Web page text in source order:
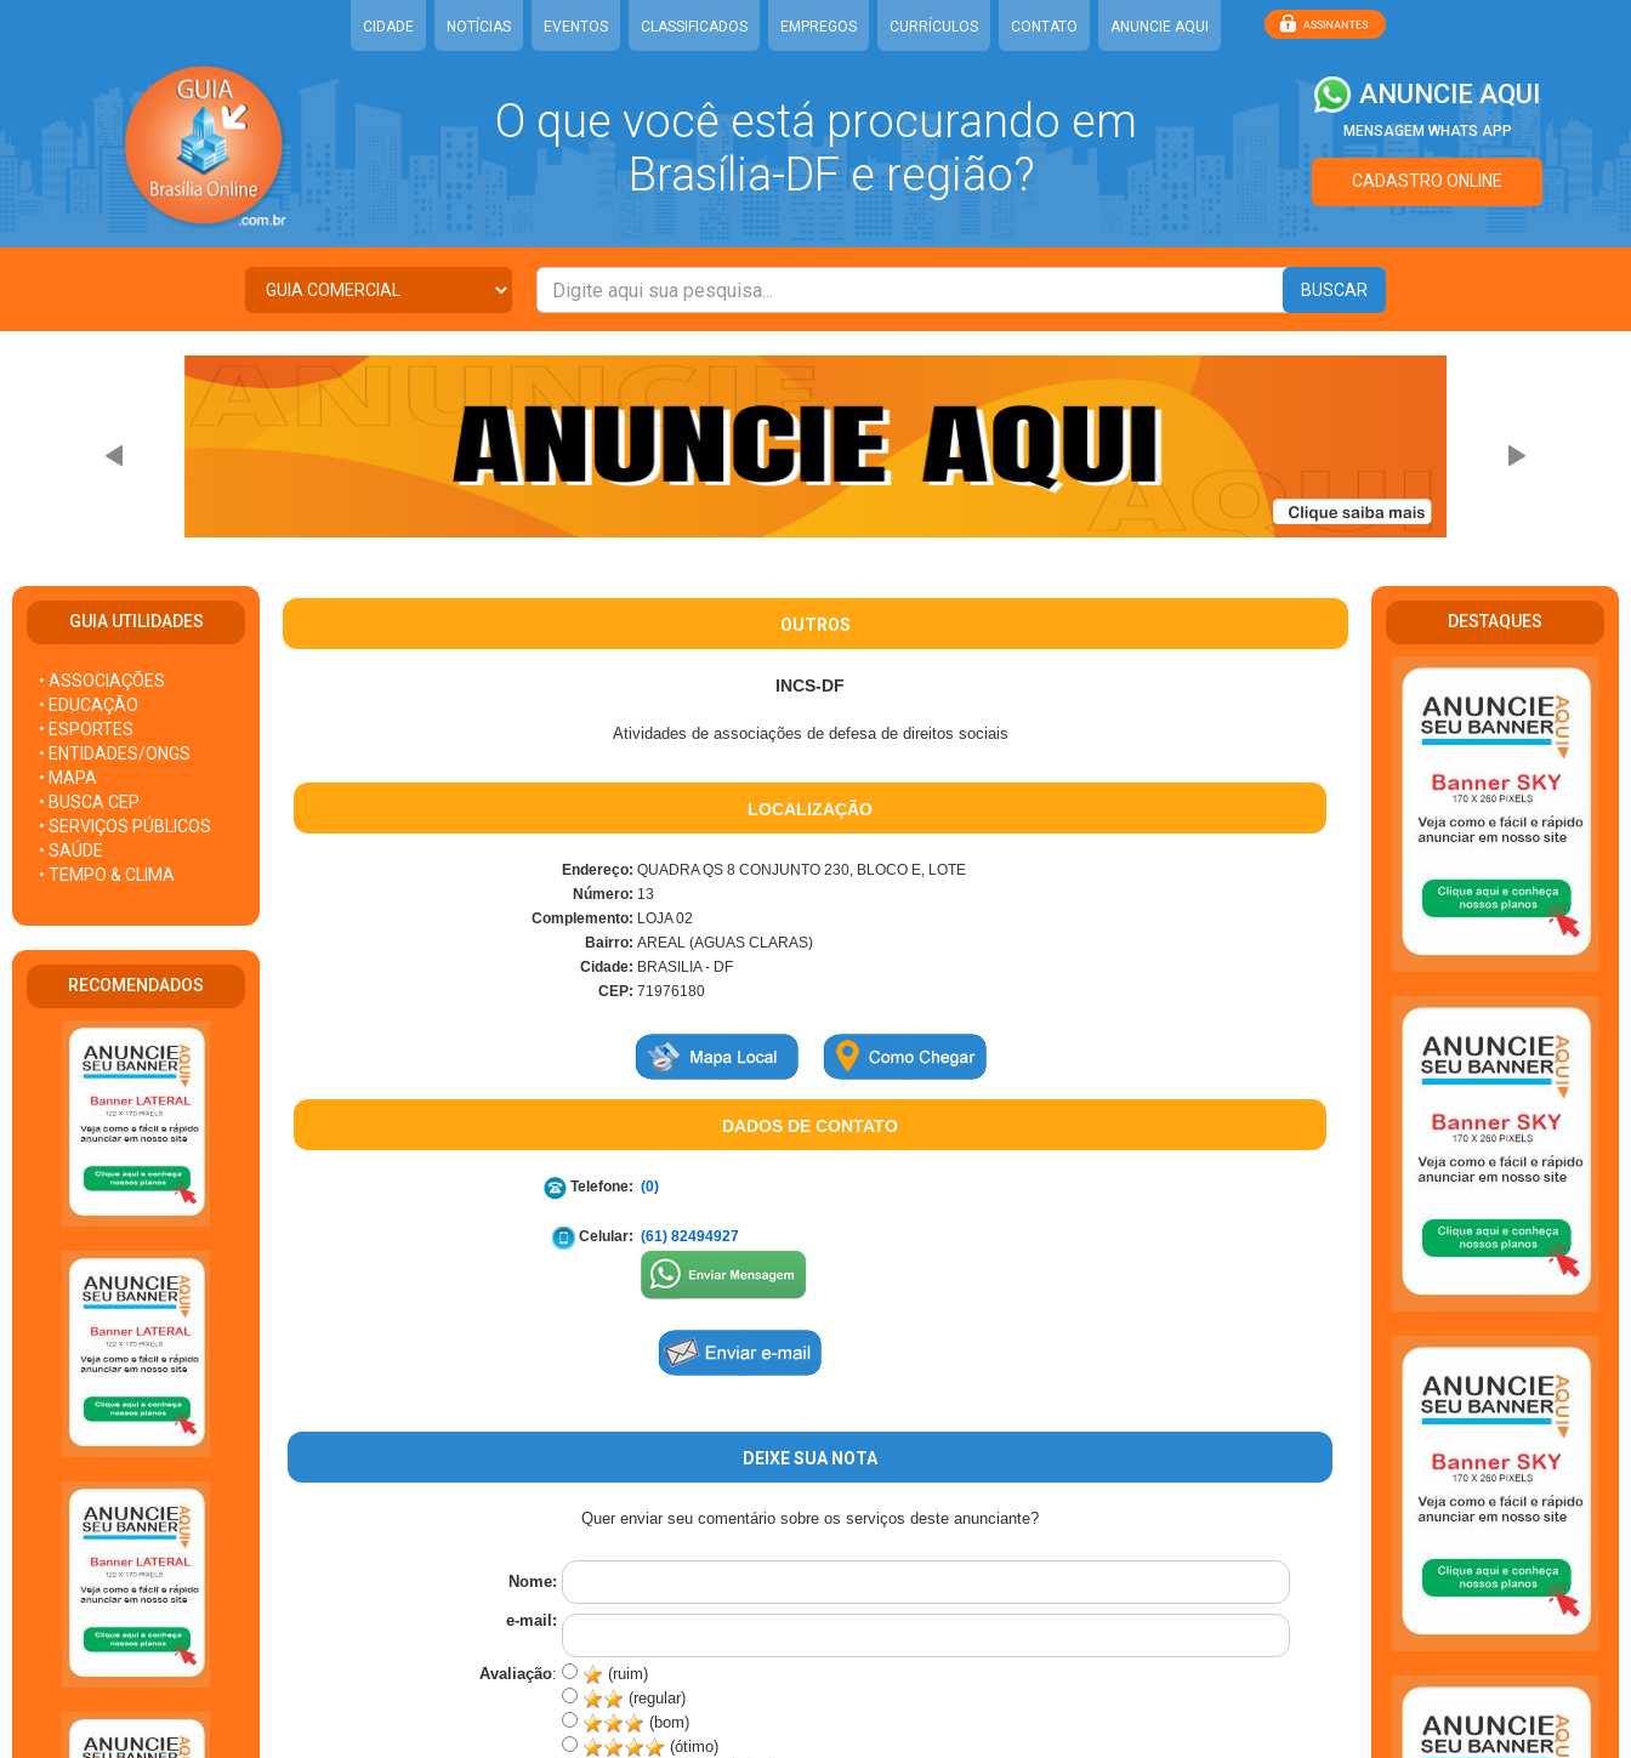
CIDADE NOTÍCIAS EVENTOS CLASSIFICADOS EMPREGOS CURRÍCULOS CONTATO ANUNCIE AQUI
O que você está procurando em
Brasília-DF e região?
ANUNCIE AQUI
MENSAGEM WHATS APP
CADASTRO ONLINE
GUIA UTILIDADES
• ASSOCIAÇÕES
• EDUCAÇÃO
• ESPORTES
• ENTIDADES/ONGS
• MAPA
• BUSCA CEP
• SERVIÇOS PÚBLICOS
• SAÚDE
• TEMPO & CLIMA
RECOMENDADOS
OUTROS
INCS-DF
Atividades de associações de defesa de direitos sociais
LOCALIZAÇÃO
Endereço: QUADRA QS 8 CONJUNTO 230, BLOCO E, LOTE
Número: 13
Complemento: LOJA 02
Bairro: AREAL (AGUAS CLARAS)
Cidade: BRASILIA - DF
CEP: 71976180
DADOS DE CONTATO
Telefone: (0)
Celular: (61) 82494927
DEIXE SUA NOTA
Quer enviar seu comentário sobre os serviços deste anunciante?
Nome:
e-mail:
Avaliação:
(ruim)
(regular)
(bom)
(ótimo)
DESTAQUES